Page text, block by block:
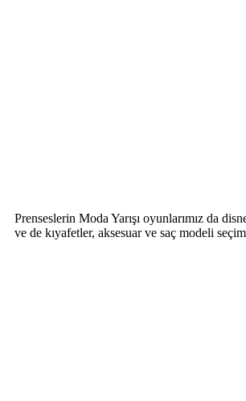
Prenseslerin Moda Yarışı oyunlarımız da
ve de kıyafetler, aksesuar ve saç modeli